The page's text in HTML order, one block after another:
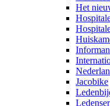
Het
Jacobike